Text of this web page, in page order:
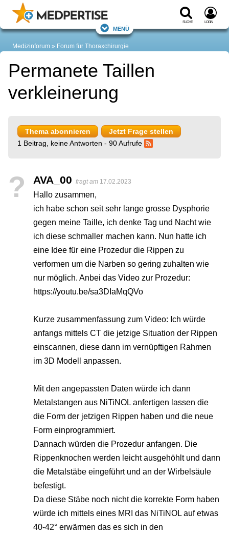
Suche Login
Menü
Medizinforum Forum für Thoraxchirurgie
Permanete Taillen
verkleinerung
Thema abonnieren
Jetzt Frage stellen
1 Beitrag, keine Antworten - 90 Aufrufe
? AVA_00 fragt am 17.02.2023
Hallo zusammen,
ich habe schon seit sehr lange grosse Dysphorie
gegen meine Taille, ich denke Tag und Nacht wie
ich diese schmaller machen kann. Nun hatte ich
eine Idee für eine Prozedur die Rippen zu
verformen um die Narben so gering zuhalten wie
nur möglich. Anbei das Video zur Prozedur:
https://youtu.be/sa3DIaMqQVo
Kurze zusammenfassung zum Video: Ich würde
anfangs mittels CT die jetzige Situation der Rippen
einscannen, diese dann im vernüpftigen Rahmen
im 3D Modell anpassen.
Mit den angepassten Daten würde ich dann
Metalstangen aus NiTiNOL anfertigen lassen die
die Form der jetzigen Rippen haben und die neue
Form einprogrammiert.
Dannach würden die Prozedur anfangen. Die
Rippenknochen werden leicht ausgehöhlt und dann
die Metalstäbe eingeführt und an der Wirbelsäule
befestigt.
Da diese Stäbe noch nicht die korrekte Form haben
würde ich mittels eines MRI das NiTiNOL auf etwas
40-42° erwärmen das es sich in den